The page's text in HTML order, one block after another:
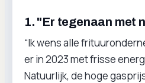
1. "Er tegenaan met
“Ik wens alle
er in 2023 met frisse
Natuurlijk, de hoge